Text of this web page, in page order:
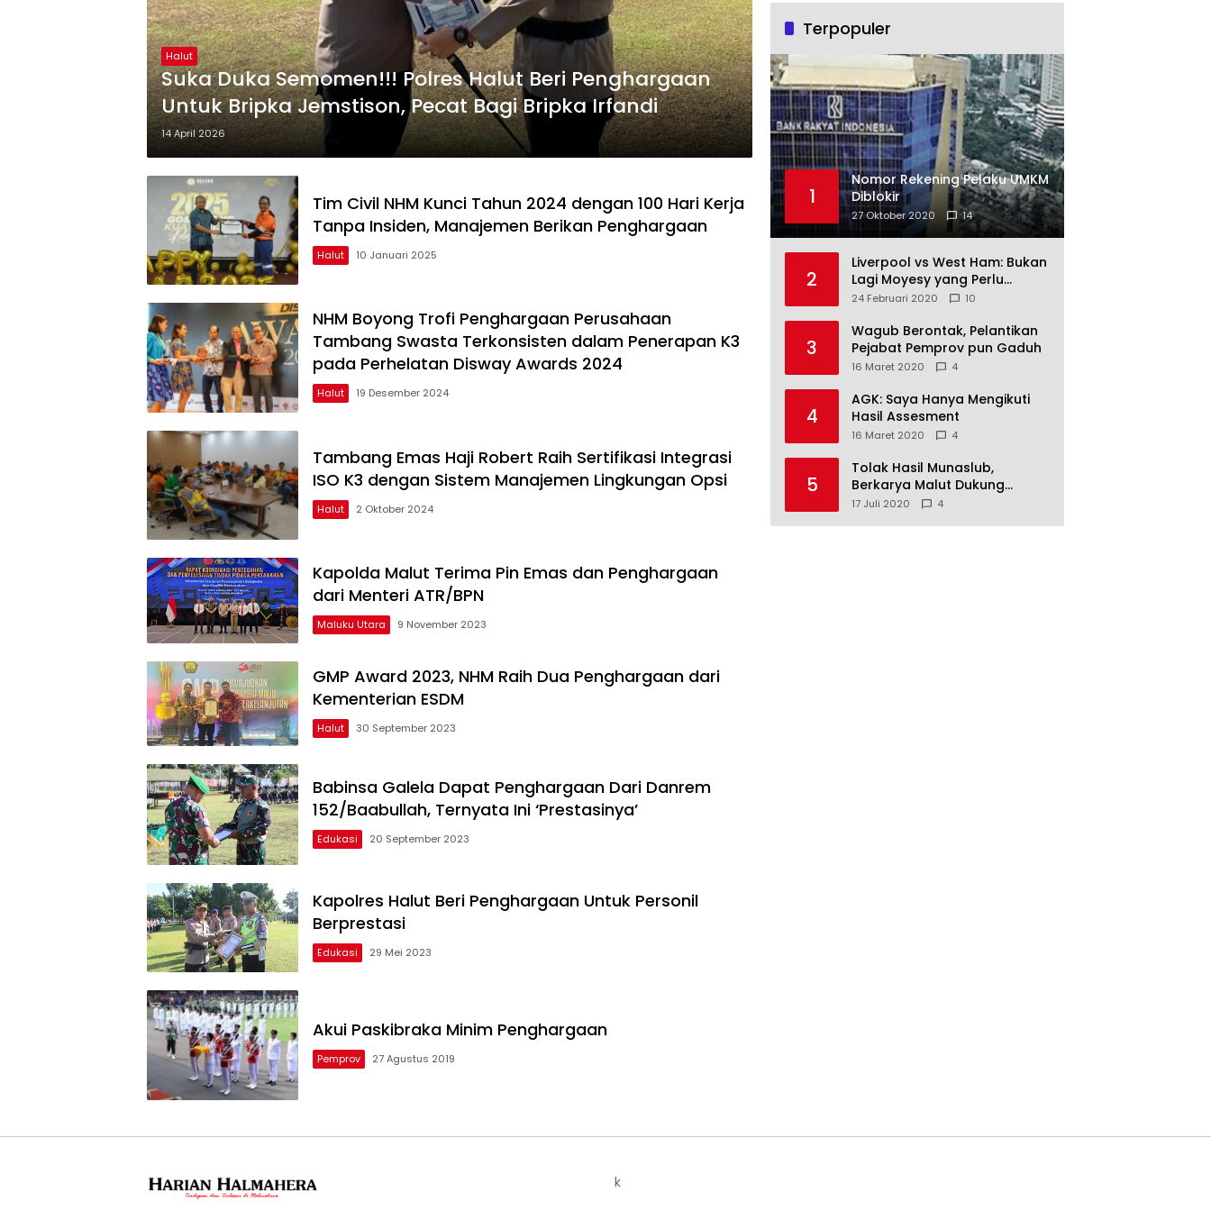
Halut
Suka Duka Semomen!!! Polres Halut Beri Penghargaan
Untuk Bripka Jemstison, Pecat Bagi Bripka Irfandi
14 April 2026
Tim Civil NHM Kunci Tahun 2024 dengan 100 Hari Kerja
Tanpa Insiden, Manajemen Berikan Penghargaan
Halut 10 Januari 2025
NHM Boyong Trofi Penghargaan Perusahaan
Tambang Swasta Terkonsisten dalam Penerapan K3
pada Perhelatan Disway Awards 2024
Halut 19 Desember 2024
Tambang Emas Haji Robert Raih Sertifikasi Integrasi
ISO K3 dengan Sistem Manajemen Lingkungan Opsi
Halut 2 Oktober 2024
Kapolda Malut Terima Pin Emas dan Penghargaan
dari Menteri ATR/BPN
Maluku Utara 9 November 2023
GMP Award 2023, NHM Raih Dua Penghargaan dari
Kementerian ESDM
Halut 30 September 2023
Babinsa Galela Dapat Penghargaan Dari Danrem
152/Baabullah, Ternyata Ini ‘Prestasinya’
Edukasi 20 September 2023
Kapolres Halut Beri Penghargaan Untuk Personil
Berprestasi
Edukasi 29 Mei 2023
Akui Paskibraka Minim Penghargaan
Pemprov 27 Agustus 2019
Terpopuler
1
Nomor Rekening Pelaku UMKM
Diblokir
27 Oktober 2020 14
2
Liverpool vs West Ham: Bukan
Lagi Moyesy yang Perlu
Ditakuti
24 Februari 2020 10
3
Wagub Berontak, Pelantikan
Pejabat Pemprov pun Gaduh
16 Maret 2020 4
4
AGK: Saya Hanya Mengikuti
Hasil Assesment
16 Maret 2020 4
5
Tolak Hasil Munaslub,
Berkarya Malut Dukung
Tommy Soeharto
17 Juli 2020 4
k